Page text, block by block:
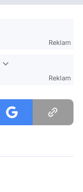
Reklam
Reklam